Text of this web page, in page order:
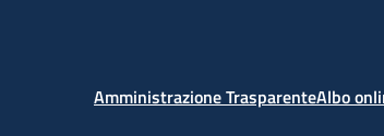
Amministrazione TrasparenteAlbo